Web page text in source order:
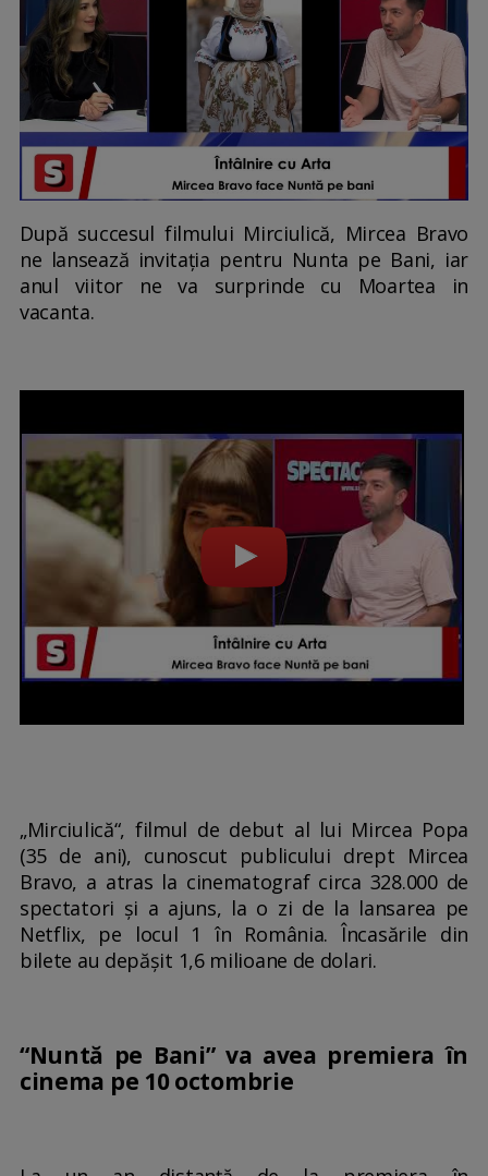
După succesul filmului Mirciulică, Mircea Bravo
ne lansează invitația pentru Nunta pe Bani, iar
anul viitor ne va surprinde cu Moartea in
vacanta.
„Mirciulică“, filmul de debut al lui Mircea Popa
(35 de ani), cunoscut publicului drept Mircea
Bravo, a atras la cinematograf circa 328.000 de
spectatori și a ajuns, la o zi de la lansarea pe
Netflix, pe locul 1 în România. Încasările din
bilete au depășit 1,6 milioane de dolari.
“Nuntă pe Bani” va avea premiera în
cinema pe 10 octombrie